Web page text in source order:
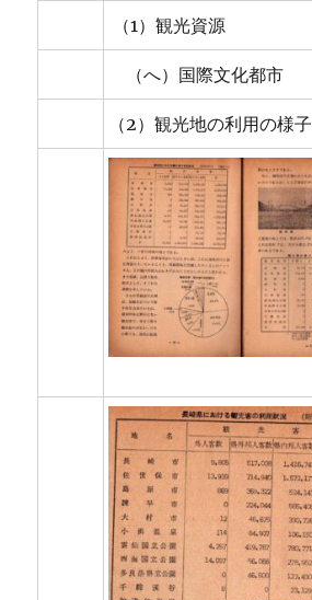
（1）観光資源
（へ）国際文化都市
（2）観光地の利用の様子